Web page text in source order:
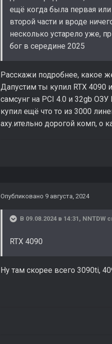
ещё когда была первая
второй части и вроде
несколько устарело уже,
бог в середине 2025
Расскажи подробнее, какое
Дапустим ты купил RTX 4090
самсунг на PCI 4.0 и 32gb ОЗУ
купил ещё что то из 3000
аху.ительно дорогой комп, о
Опубликовано 9 августа, 2024
В 09.08.2024 в 14:31, NNTDW
RTX 4090
Ну там скорее всего 3090ti,